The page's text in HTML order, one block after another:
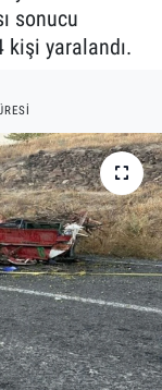
sonucu
kişi yaralandı.